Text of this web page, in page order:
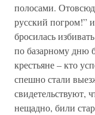
полосами.
русский погром!”
бросилась
по базарному дню
крестьяне – кто
спешно стали
свидетельствуют,
нещадно, били